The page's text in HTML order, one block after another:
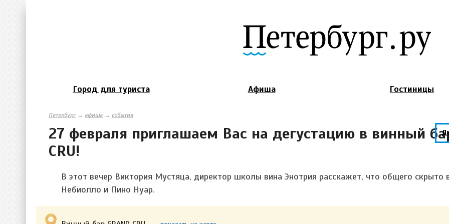
Город для туриста Афиша Гостиницы
Петербург→ афиша → события
27 февраля приглашаем Вас на дегустацию в винный
CRU!
В этот вечер Виктория Мустяца, директор школы вина Энотрия расскажет, что общего скрыто
Небиолло и Пино Нуар.